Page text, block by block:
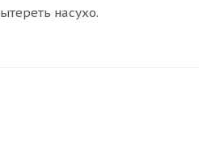
насухо.